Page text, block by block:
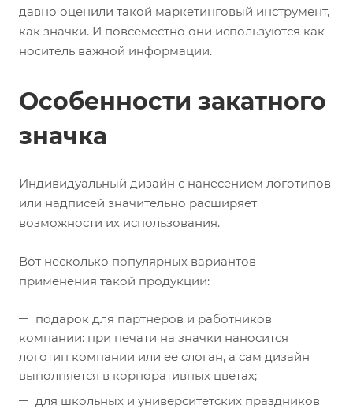
давно оценили такой маркетинговый инструмент,
как значки. И повсеместно они используются как
носитель важной информации.
Особенности закатного
значка
Индивидуальный дизайн с нанесением логотипов
или надписей значительно расширяет
возможности их использования.
Вот несколько популярных вариантов
применения такой продукции:
подарок для партнеров и работников
компании: при печати на значки наносится
логотип компании или ее слоган, а сам дизайн
выполняется в корпоративных цветах;
для школьных и университетских праздников